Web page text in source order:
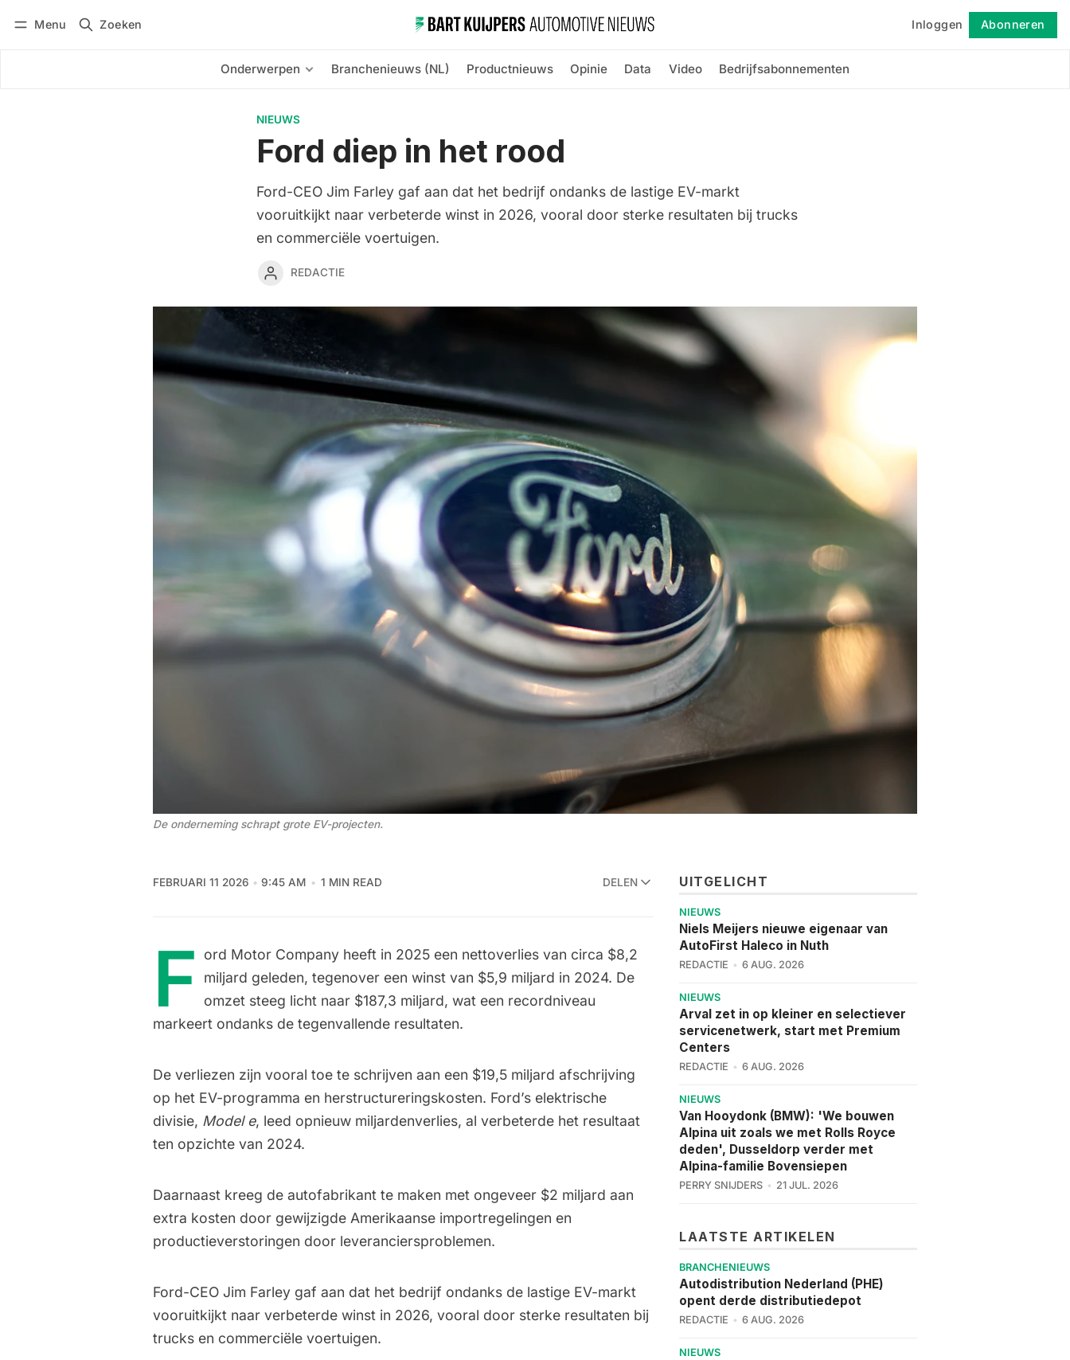
Menu Zoeken Inloggen Abonneren
Onderwerpen Branchenieuws (NL) Productnieuws Opinie Data Video Bedrijfsabonnementen
NIEUWS
Ford diep in het rood
Ford-CEO Jim Farley gaf aan dat het bedrijf ondanks de lastige EV-markt
vooruitkijkt naar verbeterde winst in 2026, vooral door sterke resultaten bij trucks
en commerciële voertuigen.
REDACTIE
De onderneming schrapt grote EV-projecten.
FEBRUARI 11 2026 9:45 AM 1 MIN READ DELEN
F
ord Motor Company heeft in 2025 een nettoverlies van circa $8,2
miljard geleden, tegenover een winst van $5,9 miljard in 2024. De
omzet steeg licht naar $187,3 miljard, wat een recordniveau
markeert ondanks de tegenvallende resultaten.
De verliezen zijn vooral toe te schrijven aan een $19,5 miljard afschrijving
op het EV-programma en herstructureringskosten. Ford’s elektrische
divisie, Model e, leed opnieuw miljardenverlies, al verbeterde het resultaat
ten opzichte van 2024.
Daarnaast kreeg de autofabrikant te maken met ongeveer $2 miljard aan
extra kosten door gewijzigde Amerikaanse importregelingen en
productieverstoringen door leveranciersproblemen.
Ford-CEO Jim Farley gaf aan dat het bedrijf ondanks de lastige EV-markt
vooruitkijkt naar verbeterde winst in 2026, vooral door sterke resultaten bij
trucks en commerciële voertuigen.
UITGELICHT
NIEUWS
Niels Meijers nieuwe eigenaar van
AutoFirst Haleco in Nuth
REDACTIE 6 AUG. 2026
NIEUWS
Arval zet in op kleiner en selectiever
servicenetwerk, start met Premium
Centers
REDACTIE 6 AUG. 2026
NIEUWS
Van Hooydonk (BMW): 'We bouwen
Alpina uit zoals we met Rolls Royce
deden', Dusseldorp verder met
Alpina-familie Bovensiepen
PERRY SNIJDERS 21 JUL. 2026
LAATSTE ARTIKELEN
BRANCHENIEUWS
Autodistribution Nederland (PHE)
opent derde distributiedepot
REDACTIE 6 AUG. 2026
NIEUWS